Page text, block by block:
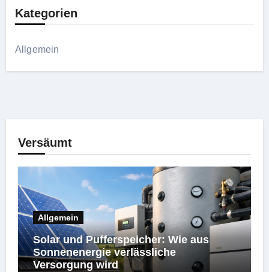
Kategorien
Allgemein
Versäumt
Allgemein
Solar und Pufferspeicher: Wie aus
Sonnenenergie verlässliche
Versorgung wird